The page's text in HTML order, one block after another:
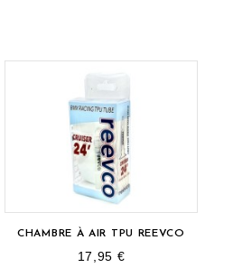
CHAMBRE À AIR TPU REEVCO
17,95 €